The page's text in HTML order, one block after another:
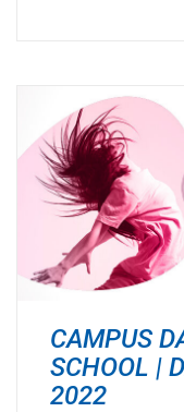
CAMPUS
SCHOOL |
2022